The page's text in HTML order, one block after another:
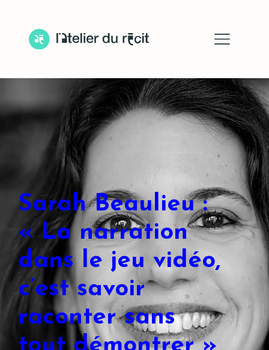
Sarah Beaulieu :
« La narration
dans le jeu vidéo,
c’est savoir
raconter sans